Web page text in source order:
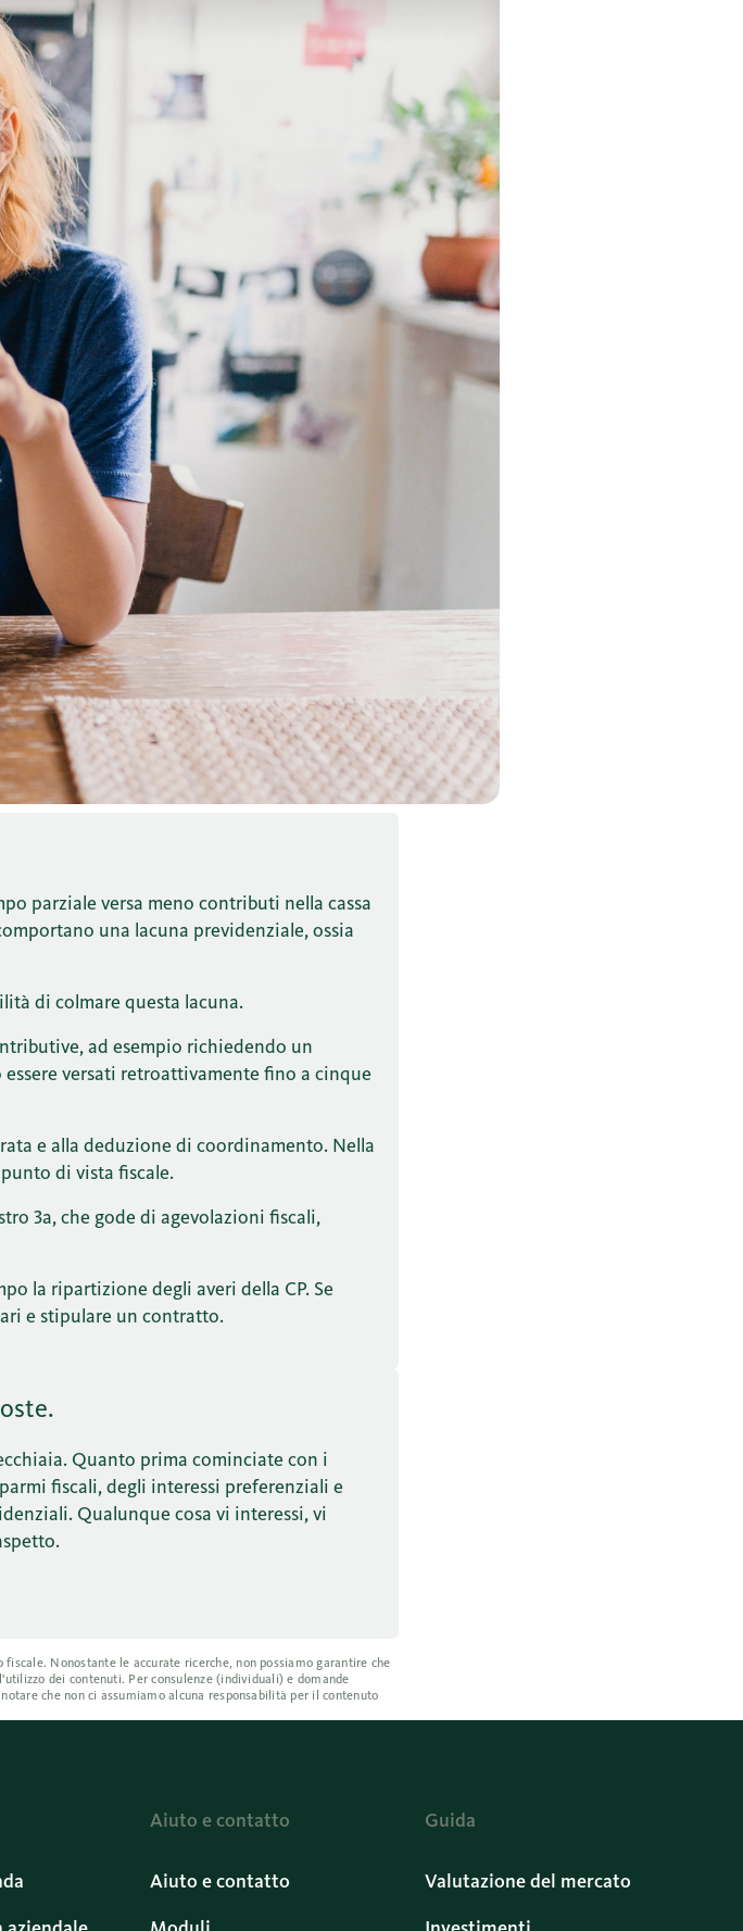
parziale versa meno contributi nella cassa
una lacuna previdenziale, ossia
di colmare questa lacuna.
ad esempio richiedendo un
versati retroattivamente fino a cinque
e alla deduzione di coordinamento. Nella
di vista fiscale.
3a, che gode di agevolazioni fiscali,
la ripartizione degli averi della CP. Se
e stipulare un contratto.
Quanto prima cominciate con i
fiscali, degli interessi preferenziali e
Qualunque cosa vi interessi, vi
Nonostante le accurate ricerche, non possiamo garantire che
dei contenuti. Per consulenze (individuali) e domande
che non ci assumiamo alcuna responsabilità per il contenuto
Aiuto e contatto
Aiuto e contatto
Guida
Valutazione del mercato